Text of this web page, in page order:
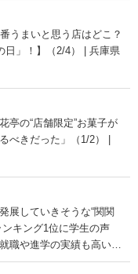
うまいと思う店はどこ？
日」！】（2/4） | 兵庫県
亭の“店舗限定”お菓子が
きだった」（1/2） |
展していきそうな“関関
キング1位に学生の声
職や進学の実績も高い」